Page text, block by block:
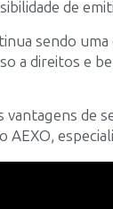
de
sendo
a direitos e
vantagens de
AEXO,